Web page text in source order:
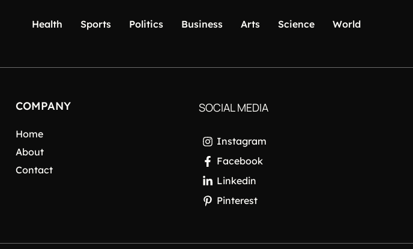
Health Sports Politics Business Arts Science World
COMPANY
Home
About
Contact
SOCIAL MEDIA
Instagram
Facebook
Linkedin
Pinterest